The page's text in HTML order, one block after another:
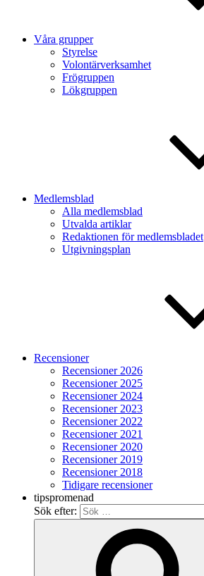
Våra grupper
Styrelse
Volontärverksamhet
Frögruppen
Lökgruppen
Medlemsblad
Alla medlemsblad
Utvalda artiklar
Redaktionen för medlemsbladet
Utgivningsplan
Recensioner
Recensioner 2026
Recensioner 2025
Recensioner 2024
Recensioner 2023
Recensioner 2022
Recensioner 2021
Recensioner 2020
Recensioner 2019
Recensioner 2018
Tidigare recensioner
tipspromenad
Sök efter: